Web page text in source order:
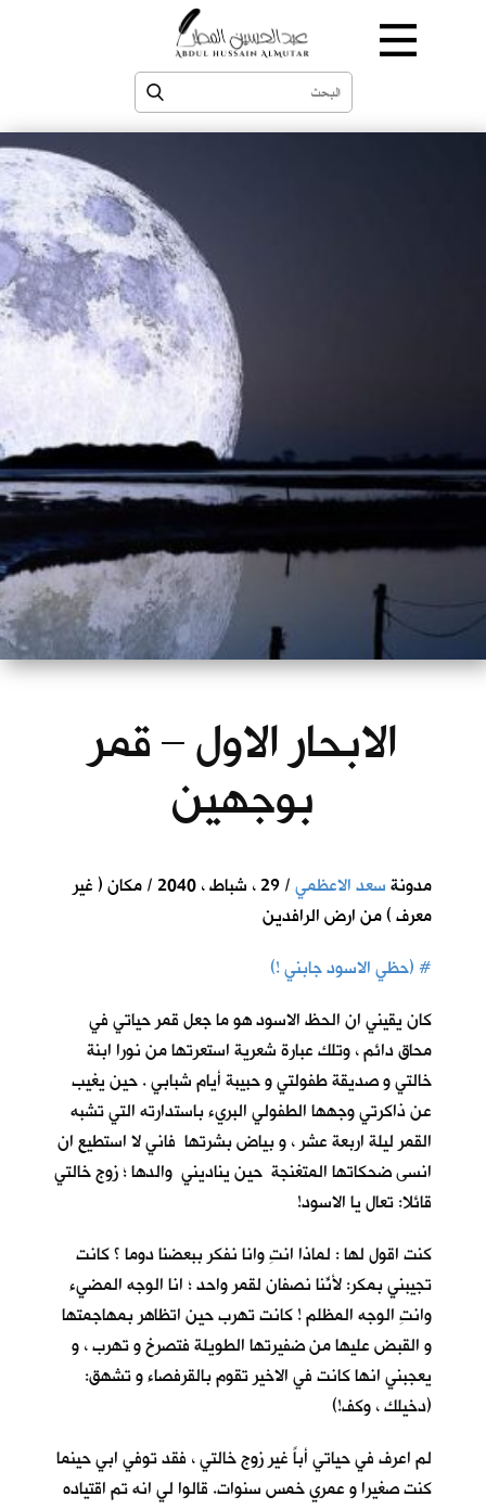
الابحار الاول – قمر
بوجهين
مدونةسعد الاعظمي
/ 29 ، شباط ، 2040 / مكان ( غير
معرف ) من ارض الرافدين
#(حظي الاسود جابني !)
كان يقيني ان الحظ الاسود هو ما جعل قمر حياتي في
محاق دائم ، وتلك عبارة شعرية استعرتها من نورا ابنة
خالتي و صديقة طفولتي و حبيبة أيام شبابي . حين يغيب
عن ذاكرتي وجهها الطفولي البريء باستدارته التي تشبه
القمر ليلة اربعة عشر ، و بياض بشرتها فاني لا استطيع ان
انسى ضحكاتها المتغنجة حين يناديني والدها ؛ زوج خالتي
قائلا: تعال يا الاسود!
كنت اقول لها : لماذا انتِ وانا نفكر ببعضنا دوما ؟ كانت
تجيبني بمكر: لأنّنا نصفانِ لقمر واحد ؛ انا الوجه المضيء
وانتِ الوجه المظلم ! كانت تهرب حين اتظاهر بمهاجمتها
و القبض عليها من ضفيرتها الطويلة فتصرخ و تهرب ، و
يعجبني انها كانت في الاخير تقوم بالقرفصاء و تشهق:
(دخيلك ، وكف!)
لم اعرف في حياتي أباً غير زوج خالتي ، فقد توفي ابي حينما
كنت صغيرا و عمري خمس سنوات. قالوا لي انه تم اقتياده